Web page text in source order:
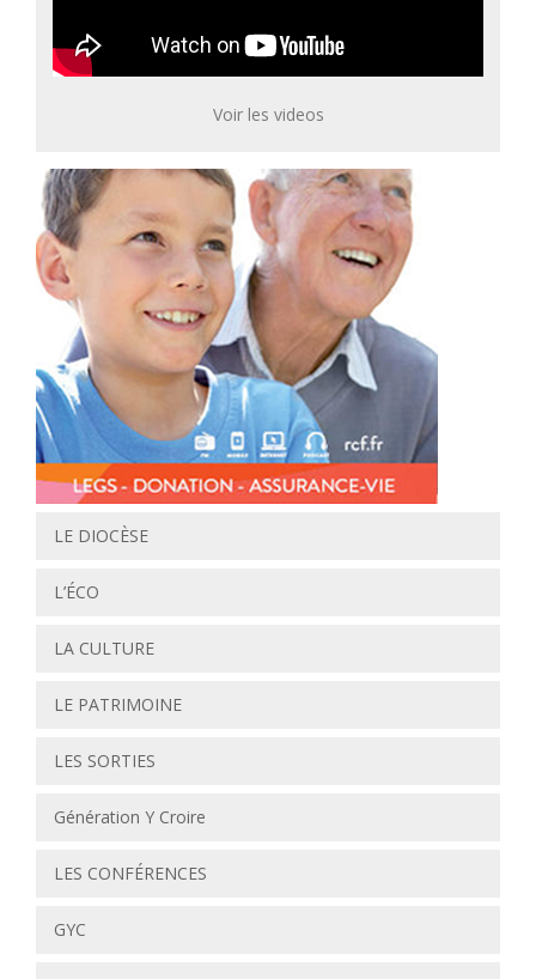
Voir les videos
LE DIOCÈSE
L’ÉCO
LA CULTURE
LE PATRIMOINE
LES SORTIES
Génération Y Croire
LES CONFÉRENCES
GYC